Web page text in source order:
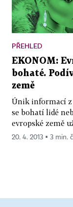
PŘEHLED
EKONOM:
bohaté.
země
Únik informací z
se bohatí lidé
evropské země
20. 4. 2013 ▪ 3 min.